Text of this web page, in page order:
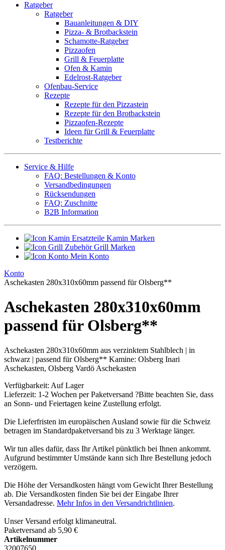
Ratgeber
Ratgeber
Bauanleitungen & DIY
Pizza- & Brotbackstein
Schamotte-Ratgeber
Pizzaofen
Grill & Feuerplatte
Ofen & Kamin
Edelrost-Ratgeber
Ofenbau-Service
Rezepte
Rezepte für den Pizzastein
Rezepte für den Brotbackstein
Pizzaofen-Rezepte
Ideen für Grill & Feuerplatte
Testberichte
Service & Hilfe
FAQ: Bestellungen & Konto
Versandbedingungen
Rücksendungen
FAQ: Zuschnitte
B2B Information
Ersatzteile Kamin Marken
Zubehör Grill Marken
Mein Konto
Konto
Aschekasten 280x310x60mm passend für Olsberg**
Aschekasten 280x310x60mm
passend für Olsberg**
Aschekasten 280x310x60mm aus verzinktem Stahlblech | in
schwarz | passend für Olsberg** Kamine: Olsberg Inari
Aschekasten, Olsberg Vardö Aschekasten
Verfügbarkeit: Auf Lager
Lieferzeit: 1-2 Wochen per Paketversand ?Bitte beachten Sie, dass
an Sonn- und Feiertagen keine Zustellung erfolgt.
Die Lieferfristen im europäischen Ausland sowie für die Schweiz
betragen im Standardpaketversand bis zu 3 Werktage länger.
Wir tun alles dafür, dass Ihr Artikel pünktlich bei Ihnen ankommt.
Aufgrund bestimmter Umstände kann sich Ihre Bestellung jedoch
verzögern.
Die Höhe der Versandkosten hängt vom Gewicht Ihrer Bestellung
ab. Die Versandkosten finden Sie bei der Eingabe Ihrer
Versandadresse. Mehr Infos in den Versandrichtlinien.
Unser Versand erfolgt klimaneutral.
Paketversand ab 5,90 €
Artikelnummer
32007650